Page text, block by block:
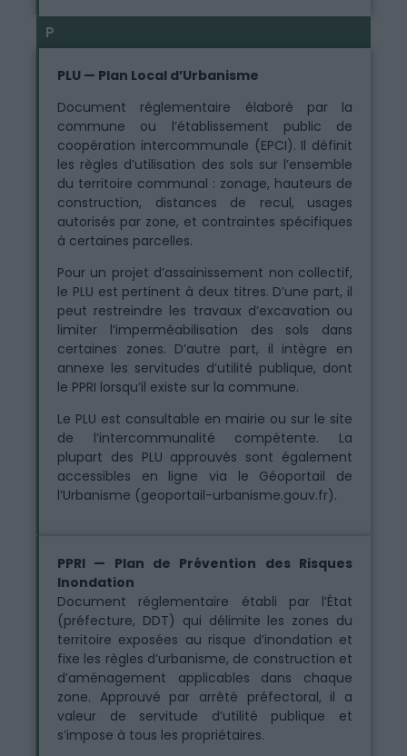
P
PLU — Plan Local d’Urbanisme
Document réglementaire élaboré par la
commune ou l’établissement public de
coopération intercommunale (EPCI). Il définit
les règles d’utilisation des sols sur l’ensemble
du territoire communal : zonage, hauteurs de
construction, distances de recul, usages
autorisés par zone, et contraintes spécifiques
à certaines parcelles.
Pour un projet d’assainissement non collectif,
le PLU est pertinent à deux titres. D’une part, il
peut restreindre les travaux d’excavation ou
limiter l’imperméabilisation des sols dans
certaines zones. D’autre part, il intègre en
annexe les servitudes d’utilité publique, dont
le PPRI lorsqu’il existe sur la commune.
Le PLU est consultable en mairie ou sur le site
de l’intercommunalité compétente. La
plupart des PLU approuvés sont également
accessibles en ligne via le Géoportail de
l’Urbanisme (geoportail-urbanisme.gouv.fr).
PPRI — Plan de Prévention des Risques
Inondation
Document réglementaire établi par l’État
(préfecture, DDT) qui délimite les zones du
territoire exposées au risque d’inondation et
fixe les règles d’urbanisme, de construction et
d’aménagement applicables dans chaque
zone. Approuvé par arrêté préfectoral, il a
valeur de servitude d’utilité publique et
s’impose à tous les propriétaires.